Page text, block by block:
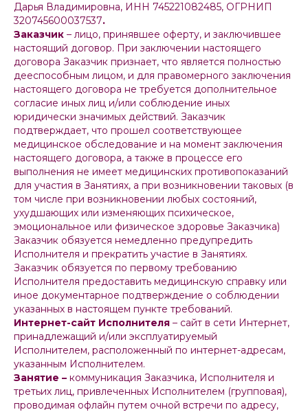
Дарья Владимировна, ИНН 745221082485, ОГРНИП
320745600037537.
Заказчик – лицо, принявшее оферту, и заключившее
настоящий договор. При заключении настоящего
договора Заказчик признает, что является полностью
дееспособным лицом, и для правомерного заключения
настоящего договора не требуется дополнительное
согласие иных лиц и/или соблюдение иных
юридически значимых действий. Заказчик
подтверждает, что прошел соответствующее
медицинское обследование и на момент заключения
настоящего договора, а также в процессе его
выполнения не имеет медицинских противопоказаний
для участия в Занятиях, а при возникновении таковых (в
том числе при возникновении любых состояний,
ухудшающих или изменяющих психическое,
эмоциональное или физическое здоровье Заказчика)
Заказчик обязуется немедленно предупредить
Исполнителя и прекратить участие в Занятиях.
Заказчик обязуется по первому требованию
Исполнителя предоставить медицинскую справку или
иное документарное подтверждение о соблюдении
указанных в настоящем пункте требований.
Интернет-сайт Исполнителя – сайт в сети Интернет,
принадлежащий и/или эксплуатируемый
Исполнителем, расположенный по интернет-адресам,
указанным Исполнителем.
Занятие – коммуникация Заказчика, Исполнителя и
третьих лиц, привлеченных Исполнителем (групповая),
проводимая офлайн путем очной встречи по адресу,